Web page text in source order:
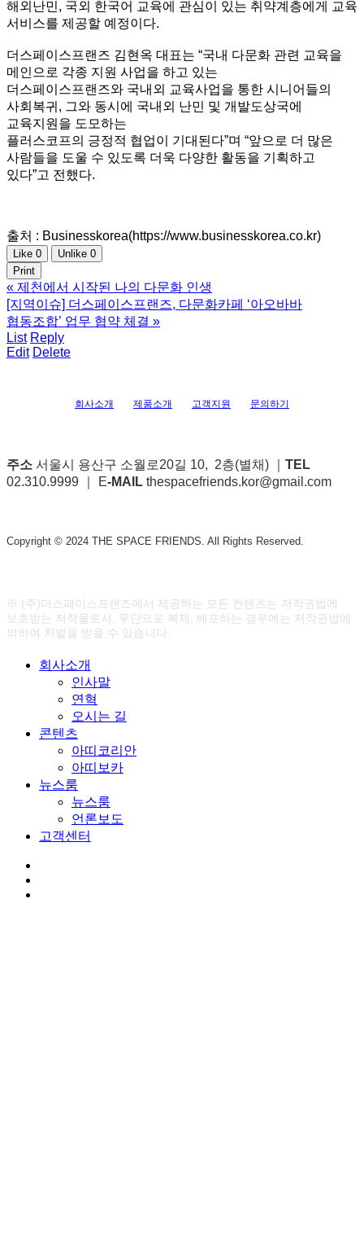
해외난민, 국외 한국어 교육에 관심이 있는 취약계층에게 교육
서비스를 제공할 예정이다.
더스페이스프랜즈 김현옥 대표는 “국내 다문화 관련 교육을
메인으로 각종 지원 사업을 하고 있는
더스페이스프랜즈와 국내외 교육사업을 통한 시니어들의
사회복귀, 그와 동시에 국내외 난민 및 개발도상국에
교육지원을 도모하는
플러스코프의 긍정적 협업이 기대된다”며 “앞으로 더 많은
사람들을 도울 수 있도록 더욱 다양한 활동을 기획하고
있다”고 전했다.
출처 : Businesskorea(https://www.businesskorea.co.kr)
Like 0 Unlike 0
Print
« 제천에서 시작된 나의 다문화 인생
[지역이슈] 더스페이스프랜즈, 다문화카페 ‘아오바바
협동조합’ 업무 협약 체결 »
List Reply
Edit Delete
회사소개 제품소개 고객지원 문의하기
주소 서울시 용산구 소월로20길 10, 2층(별채) ｜ TEL
02.310.9999 ｜ E-MAIL thespacefriends.kor@gmail.com
Copyright © 2024 THE SPACE FRIENDS. All Rights Reserved.
※ (주)더스페이스프랜즈에서 제공하는 모든 컨텐츠는 저작권법에
보호받는 저작물로서, 무단으로 복제, 배포하는 경우에는 저작권법에
의하여 처벌을 받을 수 있습니다.
Menu
Close 회사소개
인사말
연혁
오시는 길
콘텐츠
아띠코리안
아띠보카
뉴스룸
뉴스룸
언론보도
고객센터